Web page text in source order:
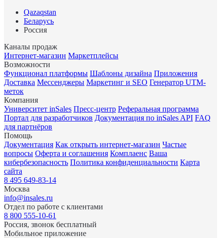
Qazaqstan
Беларусь
Россия
Каналы продаж
Интернет-магазин Маркетплейсы
Возможности
Функционал платформы Шаблоны дизайна Приложения
Доставка Мессенджеры Маркетинг и SEO Генератор UTM-
меток
Компания
Университет inSales Пресс-центр Реферальная программа
Портал для разработчиков Документация по inSales API FAQ
для партнёров
Помощь
Документация Как открыть интернет-магазин Частые
вопросы Оферта и соглашения Комплаенс Ваша
кибербезопасность Политика конфиденциальности Карта
сайта
8 495 649-83-14
Москва
info@insales.ru
Отдел по работе с клиентами
8 800 555-10-61
Россия, звонок бесплатный
Мобильное приложение